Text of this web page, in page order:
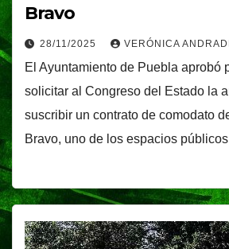
Bravo
28/11/2025 VERÓNICA
El Ayuntamiento de Puebla aprobó
solicitar al Congreso del Estado la
suscribir un contrato de comodato
Bravo, uno de los espacios